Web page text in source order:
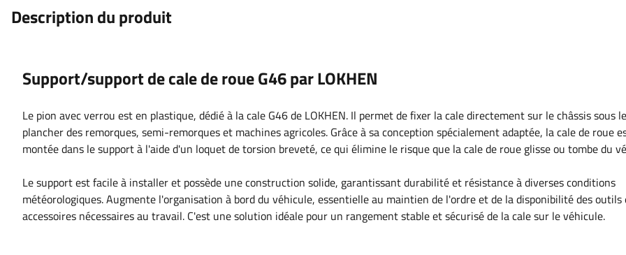
Description du produit
Support/support de cale de roue G46 par LOKHEN
Le pion avec verrou est en plastique, dédié à la cale G46 de LOKHEN. Il permet de fixer la cale directement sur le châssis sous le
plancher des remorques, semi-remorques et machines agricoles. Grâce à sa conception spécialement adaptée, la cale de roue
montée dans le support à l'aide d'un loquet de torsion breveté, ce qui élimine le risque que la cale de roue glisse ou tombe du
Le support est facile à installer et possède une construction solide, garantissant durabilité et résistance à diverses conditions
météorologiques. Augmente l'organisation à bord du véhicule, essentielle au maintien de l'ordre et de la disponibilité des outils
accessoires nécessaires au travail. C'est une solution idéale pour un rangement stable et sécurisé de la cale sur le véhicule.